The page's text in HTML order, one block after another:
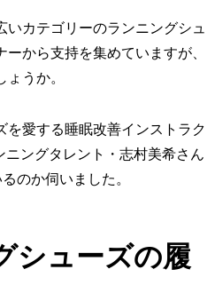
カテゴリーのランニングシュ
から支持を集めていますが、
うか。
愛する睡眠改善インストラク
ングタレント・志村美希さん
のか伺いました。
シューズの履